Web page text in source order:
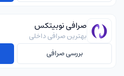
صرافی نوبیتکس
بهترین صرافی داخلی
بررسی صرافی